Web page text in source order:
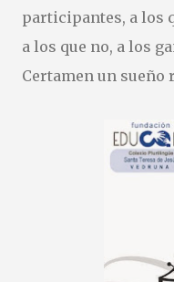
publicado en La Región !
cuenta… ¡y la vuestra
las bases: https://
participantes, a los
a los que no, a los
Certamen un sueño